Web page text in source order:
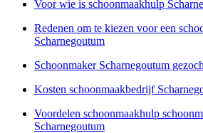
Voor wie is schoonmaakhulp
Redenen om te kiezen voor een
Scharnegoutum
Schoonmaker Scharnegoutum
Kosten schoonmaakbedrijf
Voordelen schoonmaakhulp
Scharnegoutum